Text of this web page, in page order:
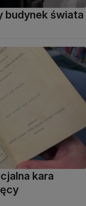
budynek świata
kara